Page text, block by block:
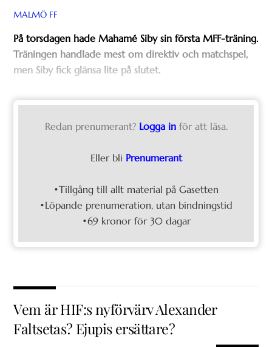
MALMÖ FF
På torsdagen hade Mahamé Siby sin första MFF-träning.
Träningen handlade mest om direktiv och matchspel,
men Siby fick glänsa lite på slutet.
Redan prenumerant? Logga in för att läsa.
Eller bli Prenumerant
•Tillgång till allt material på Gasetten
•Löpande prenumeration, utan bindningstid
•69 kronor för 30 dagar
Vem är HIF:s nyförvärv Alexander
Faltsetas? Ejupis ersättare?